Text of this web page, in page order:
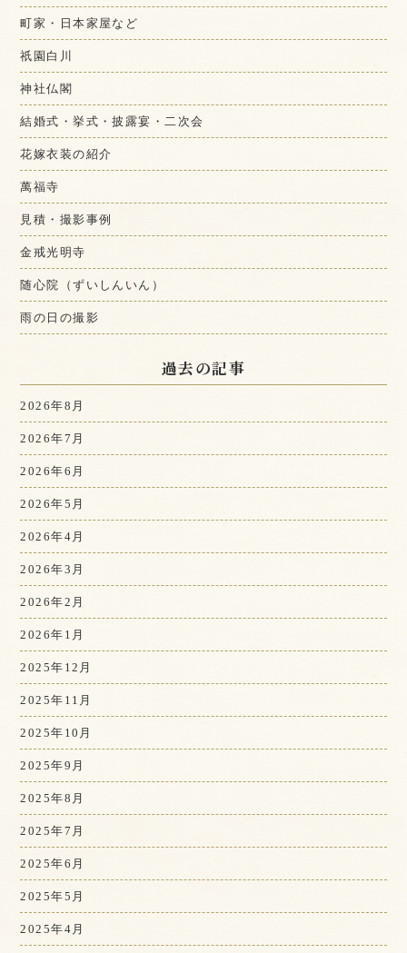
町家・日本家屋など
祇園白川
神社仏閣
結婚式・挙式・披露宴・二次会
花嫁衣装の紹介
萬福寺
見積・撮影事例
金戒光明寺
随心院（ずいしんいん）
雨の日の撮影
過去の記事
2026年8月
2026年7月
2026年6月
2026年5月
2026年4月
2026年3月
2026年2月
2026年1月
2025年12月
2025年11月
2025年10月
2025年9月
2025年8月
2025年7月
2025年6月
2025年5月
2025年4月